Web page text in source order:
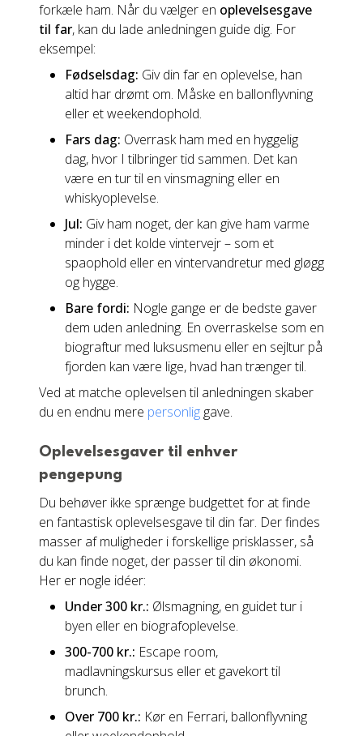
forkæle ham. Når du vælger en oplevelsesgave
til far, kan du lade anledningen guide dig. For
eksempel:
Fødselsdag: Giv din far en oplevelse, han
altid har drømt om. Måske en ballonflyvning
eller et weekendophold.
Fars dag: Overrask ham med en hyggelig
dag, hvor I tilbringer tid sammen. Det kan
være en tur til en vinsmagning eller en
whiskyoplevelse.
Jul: Giv ham noget, der kan give ham varme
minder i det kolde vintervejr – som et
spaophold eller en vintervandretur med gløgg
og hygge.
Bare fordi: Nogle gange er de bedste gaver
dem uden anledning. En overraskelse som en
biograftur med luksusmenu eller en sejltur på
fjorden kan være lige, hvad han trænger til.
Ved at matche oplevelsen til anledningen skaber
du en endnu mere personlig gave.
Oplevelsesgaver til enhver
pengepung
Du behøver ikke sprænge budgettet for at finde
en fantastisk oplevelsesgave til din far. Der findes
masser af muligheder i forskellige prisklasser, så
du kan finde noget, der passer til din økonomi.
Her er nogle idéer:
Under 300 kr.: Ølsmagning, en guidet tur i
byen eller en biografoplevelse.
300-700 kr.: Escape room,
madlavningskursus eller et gavekort til
brunch.
Over 700 kr.: Kør en Ferrari, ballonflyvning